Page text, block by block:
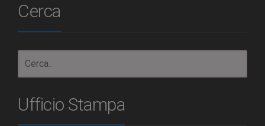
Cerca
Ufficio Stampa